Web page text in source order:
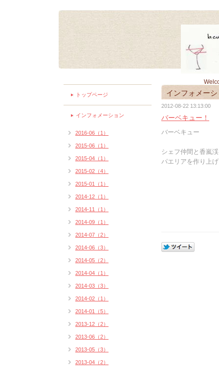
インフォメー
2012-08-22 13:13:00
バーベキュー！
バーベキュー
シェフ仲間と香嵐
パエリアを作り上
トップページ
インフォメーション
2016-06（1）
2015-06（1）
2015-04（1）
2015-02（4）
2015-01（1）
2014-12（1）
2014-11（1）
2014-09（1）
2014-07（2）
2014-06（3）
2014-05（2）
2014-04（1）
2014-03（3）
2014-02（1）
2014-01（5）
2013-12（2）
2013-06（2）
2013-05（3）
2013-04（2）